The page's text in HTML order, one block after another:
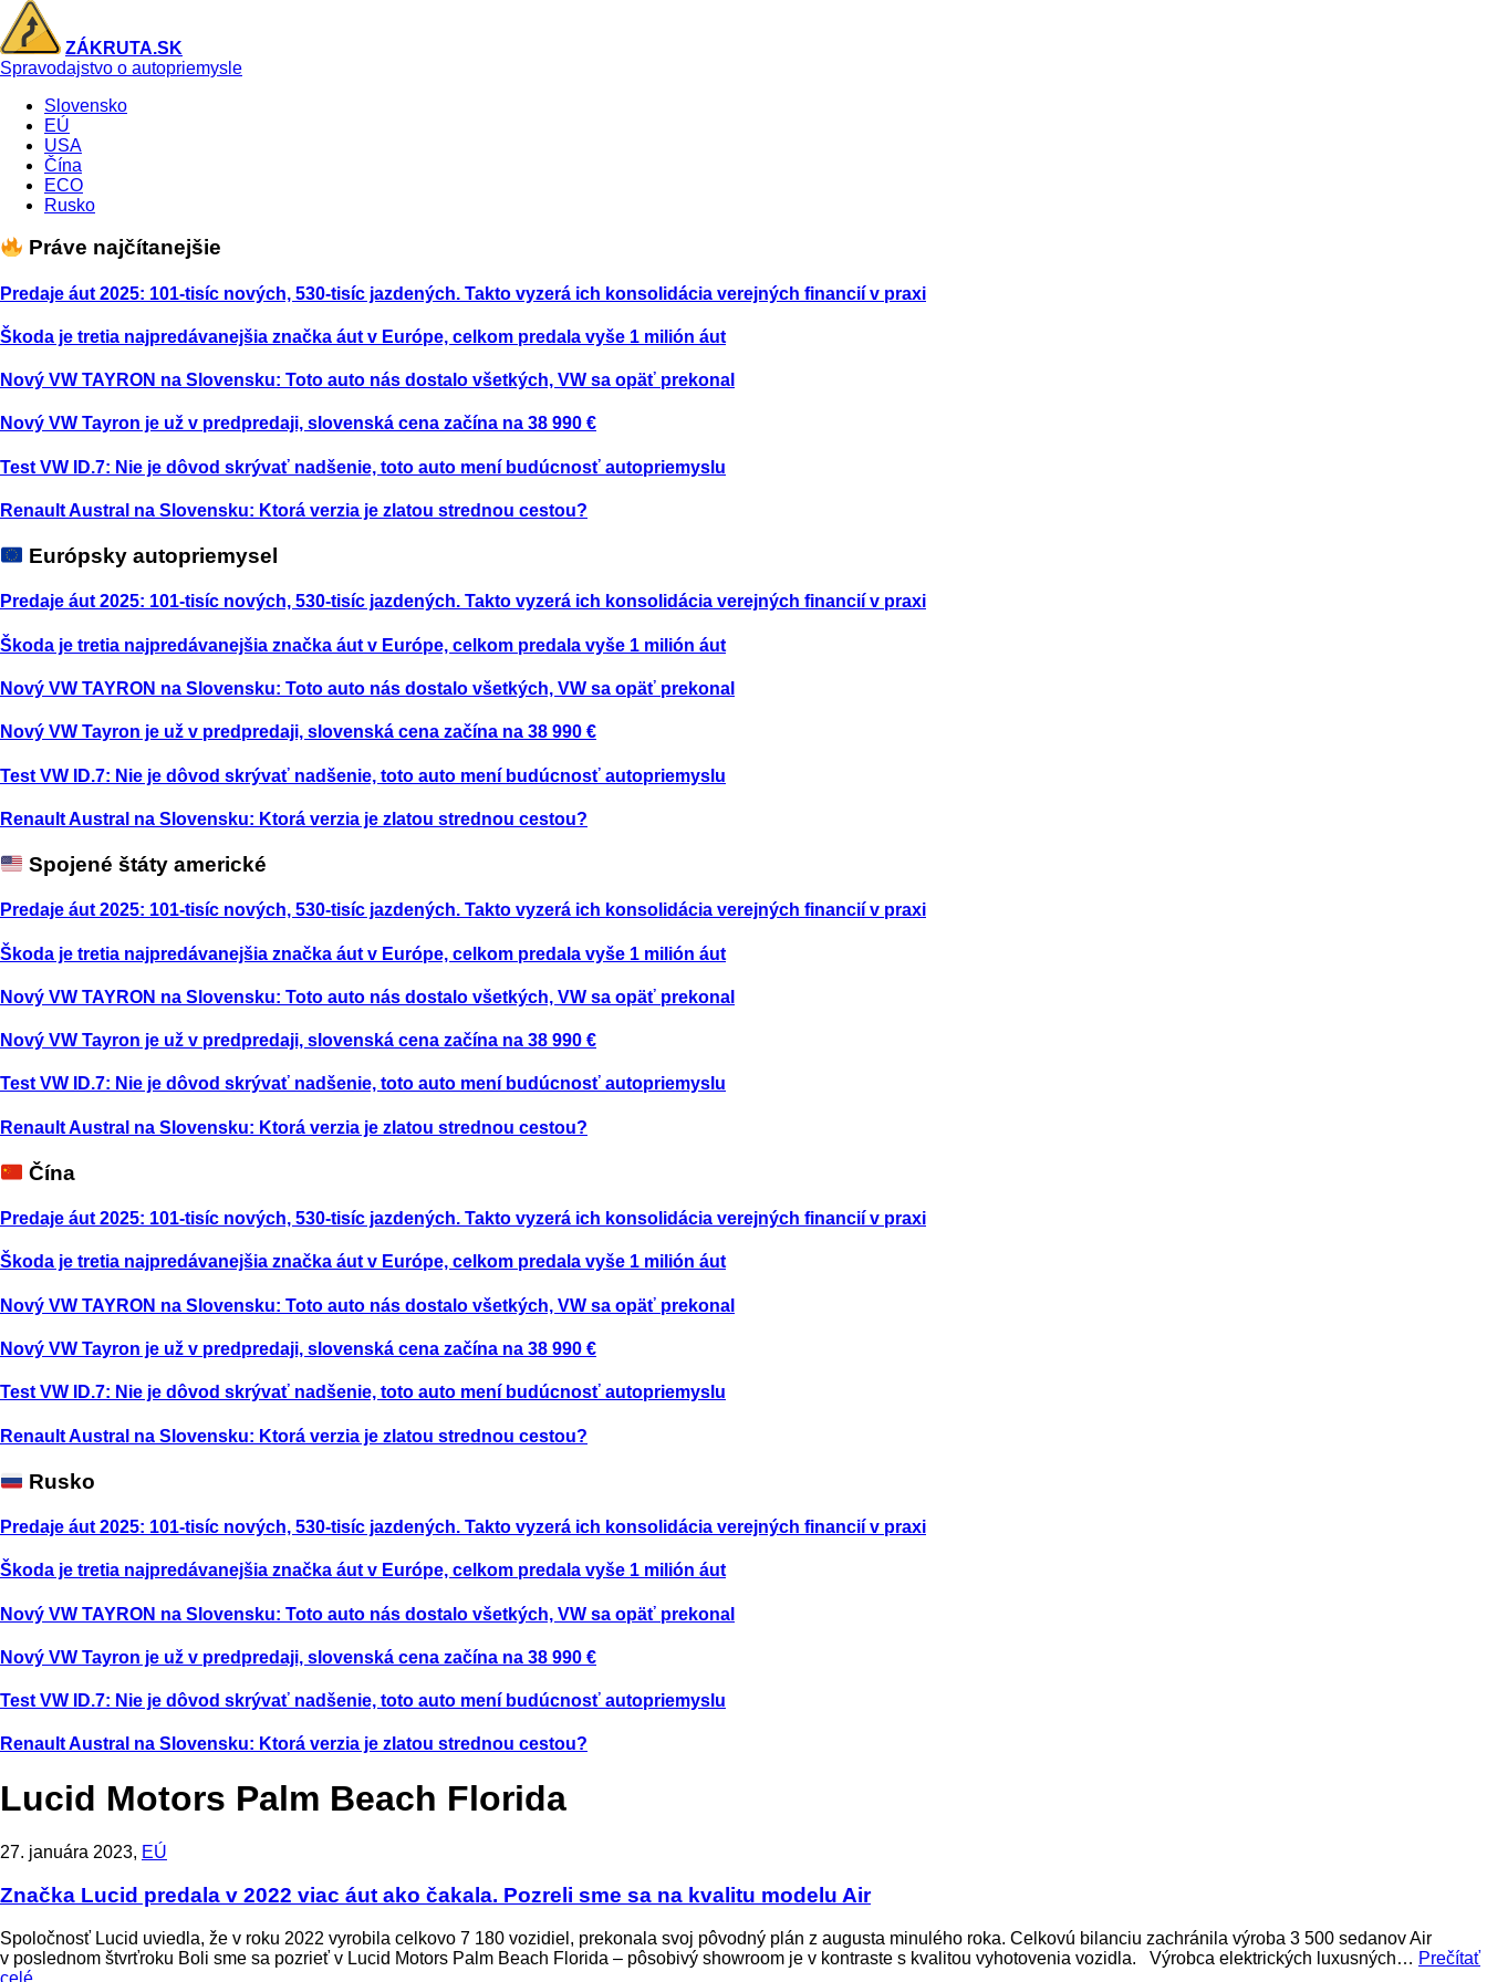
ZÁKRUTA.SK
Spravodajstvo o autopriemysle
Slovensko
EÚ
USA
Čína
ECO
Rusko
Práve najčítanejšie
Predaje áut 2025: 101-tisíc nových, 530-tisíc jazdených. Takto vyzerá ich konsolidácia verejných financií v praxi
Škoda je tretia najpredávanejšia značka áut v Európe, celkom predala vyše 1 milión áut
Nový VW TAYRON na Slovensku: Toto auto nás dostalo všetkých, VW sa opäť prekonal
Nový VW Tayron je už v predpredaji, slovenská cena začína na 38 990 €
Test VW ID.7: Nie je dôvod skrývať nadšenie, toto auto mení budúcnosť autopriemyslu
Renault Austral na Slovensku: Ktorá verzia je zlatou strednou cestou?
Európsky autopriemysel
Predaje áut 2025: 101-tisíc nových, 530-tisíc jazdených. Takto vyzerá ich konsolidácia verejných financií v praxi
Škoda je tretia najpredávanejšia značka áut v Európe, celkom predala vyše 1 milión áut
Nový VW TAYRON na Slovensku: Toto auto nás dostalo všetkých, VW sa opäť prekonal
Nový VW Tayron je už v predpredaji, slovenská cena začína na 38 990 €
Test VW ID.7: Nie je dôvod skrývať nadšenie, toto auto mení budúcnosť autopriemyslu
Renault Austral na Slovensku: Ktorá verzia je zlatou strednou cestou?
Spojené štáty americké
Predaje áut 2025: 101-tisíc nových, 530-tisíc jazdených. Takto vyzerá ich konsolidácia verejných financií v praxi
Škoda je tretia najpredávanejšia značka áut v Európe, celkom predala vyše 1 milión áut
Nový VW TAYRON na Slovensku: Toto auto nás dostalo všetkých, VW sa opäť prekonal
Nový VW Tayron je už v predpredaji, slovenská cena začína na 38 990 €
Test VW ID.7: Nie je dôvod skrývať nadšenie, toto auto mení budúcnosť autopriemyslu
Renault Austral na Slovensku: Ktorá verzia je zlatou strednou cestou?
Čína
Predaje áut 2025: 101-tisíc nových, 530-tisíc jazdených. Takto vyzerá ich konsolidácia verejných financií v praxi
Škoda je tretia najpredávanejšia značka áut v Európe, celkom predala vyše 1 milión áut
Nový VW TAYRON na Slovensku: Toto auto nás dostalo všetkých, VW sa opäť prekonal
Nový VW Tayron je už v predpredaji, slovenská cena začína na 38 990 €
Test VW ID.7: Nie je dôvod skrývať nadšenie, toto auto mení budúcnosť autopriemyslu
Renault Austral na Slovensku: Ktorá verzia je zlatou strednou cestou?
Rusko
Predaje áut 2025: 101-tisíc nových, 530-tisíc jazdených. Takto vyzerá ich konsolidácia verejných financií v praxi
Škoda je tretia najpredávanejšia značka áut v Európe, celkom predala vyše 1 milión áut
Nový VW TAYRON na Slovensku: Toto auto nás dostalo všetkých, VW sa opäť prekonal
Nový VW Tayron je už v predpredaji, slovenská cena začína na 38 990 €
Test VW ID.7: Nie je dôvod skrývať nadšenie, toto auto mení budúcnosť autopriemyslu
Renault Austral na Slovensku: Ktorá verzia je zlatou strednou cestou?
Lucid Motors Palm Beach Florida
27. januára 2023, EÚ
Značka Lucid predala v 2022 viac áut ako čakala. Pozreli sme sa na kvalitu modelu Air
Spoločnosť Lucid uviedla, že v roku 2022 vyrobila celkovo 7 180 vozidiel, prekonala svoj pôvodný plán z augusta minulého roka. Celkovú bilanciu zachránila výroba 3 500 sedanov Air
v poslednom štvrťroku Boli sme sa pozrieť v Lucid Motors Palm Beach Florida – pôsobivý showroom je v kontraste s kvalitou vyhotovenia vozidla. Výrobca elektrických luxusných… Prečítať
celé